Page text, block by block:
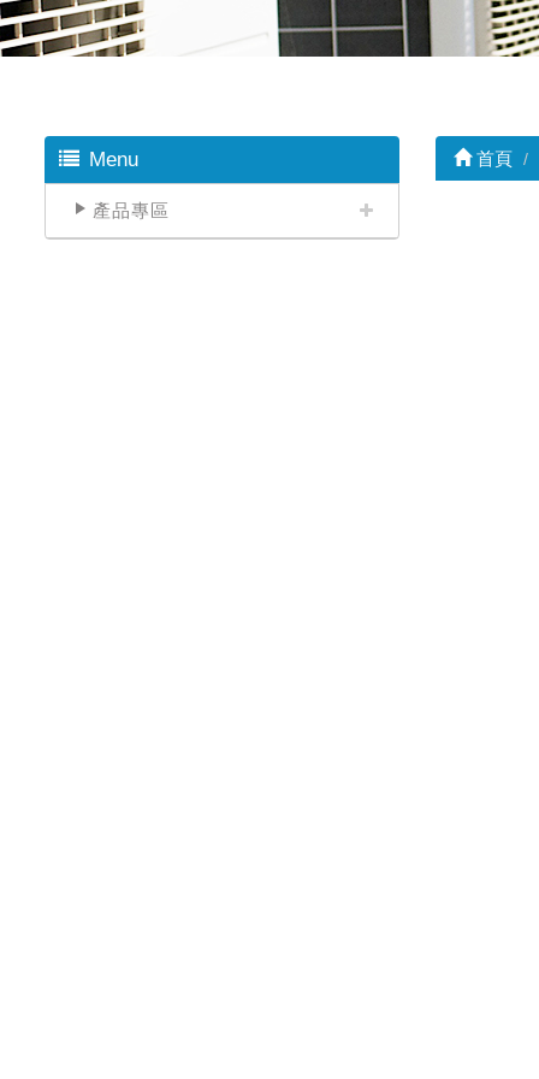
Menu
產品專區
首頁